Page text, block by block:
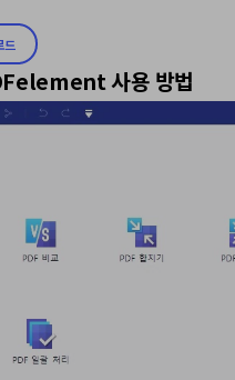
드
사용 방법